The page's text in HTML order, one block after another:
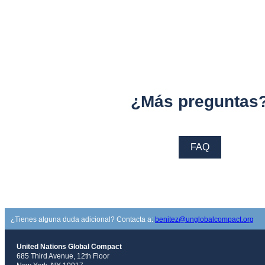
¿Más
FAQ
¿Tienes alguna duda adicional? Contacta a: benitez@unglobalcompact.org
United Nations Global Compact
685 Third Avenue, 12th Floor